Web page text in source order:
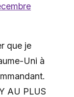
que je
Uni à
AU PLUS